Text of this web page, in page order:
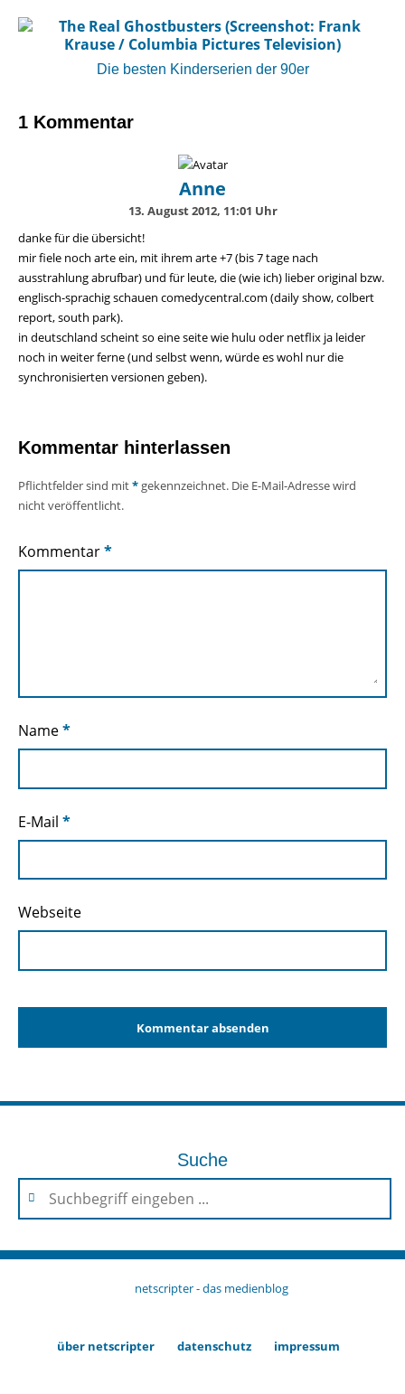
Die besten Kinderserien der 90er
1 Kommentar
Anne
13. August 2012, 11:01 Uhr
danke für die übersicht!
mir fiele noch arte ein, mit ihrem arte +7 (bis 7 tage nach
ausstrahlung abrufbar) und für leute, die (wie ich) lieber original bzw.
englisch-sprachig schauen comedycentral.com (daily show, colbert
report, south park).
in deutschland scheint so eine seite wie hulu oder netflix ja leider
noch in weiter ferne (und selbst wenn, würde es wohl nur die
synchronisierten versionen geben).
Kommentar hinterlassen
Pflichtfelder sind mit* gekennzeichnet. Die E-Mail-Adresse wird
nicht veröffentlicht.
Kommentar*
Name*
E-Mail *
Webseite
Suche
netscripter - das medienblog
über netscripter datenschutz impressum